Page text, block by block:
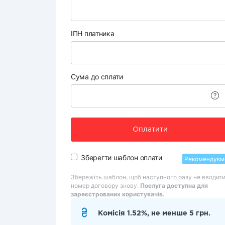
ІПН платника
Сума до сплати
Оплатити
Зберегти шаблон оплати
Збережіть шаблон, щоб наступного разу не вводити
номер договору знову. Послуга доступна для
зареєстрованих користувачів.
Комісія 1.52%, не менше 5 грн.